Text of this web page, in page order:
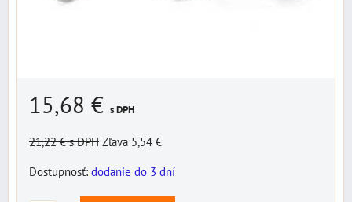
15,68 € s DPH
21,22 €s DPH Zľava 5,54 €
Dostupnosť: dodanie do 3 dní